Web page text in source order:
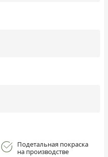
Подетальная покраска
на производстве